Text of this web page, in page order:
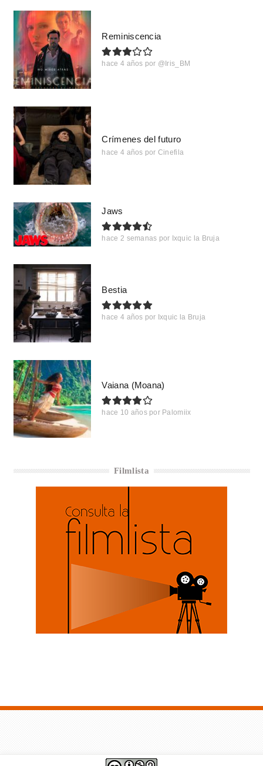
Reminiscencia
hace 4 años por @Iris_BM
Crímenes del futuro
hace 4 años por Cinefila
Jaws
hace 2 semanas por Ixquic la Bruja
Bestia
hace 4 años por Ixquic la Bruja
Vaiana (Moana)
hace 10 años por Palomiix
Filmlista